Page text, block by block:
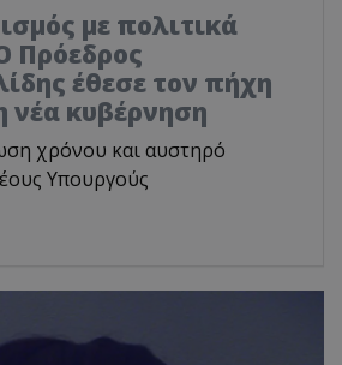
με πολιτικά
Πρόεδρος
έθεσε τον πήχη
νέα κυβέρνηση
χρόνου και αυστηρό
Υπουργούς